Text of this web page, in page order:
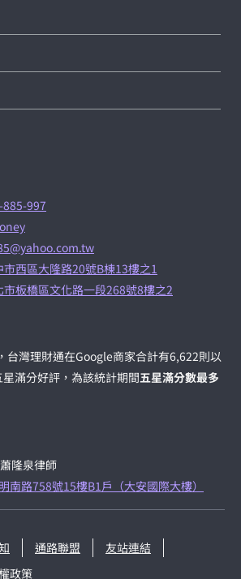
885-997
市西區大隆路20號B棟13樓之1
市板橋區文化路一段268號8樓之2
台灣理財通在Google商家合計有6,622則以
滿分好評，為該統計期間五星滿分數最多
隆泉律師
南路758號15樓B1戶（大安國際大樓）
通路聯盟
友站連結
政策